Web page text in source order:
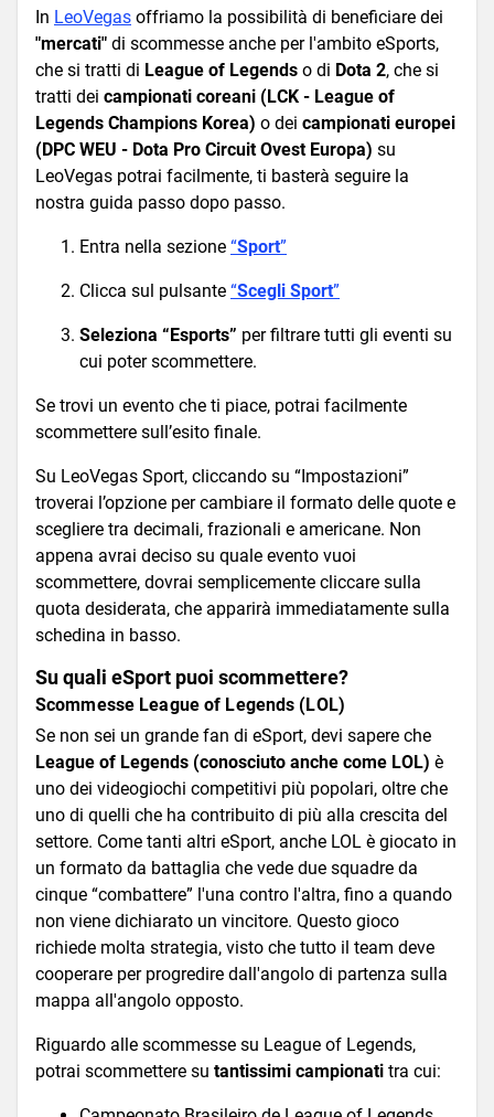
In LeoVegas offriamo la possibilità di beneficiare dei
"mercati" di scommesse anche per l'ambito eSports,
che si tratti di League of Legends o di Dota 2, che si
tratti dei campionati coreani (LCK - League of
Legends Champions Korea) o dei campionati europei
(DPC WEU - Dota Pro Circuit Ovest Europa) su
LeoVegas potrai facilmente, ti basterà seguire la
nostra guida passo dopo passo.
Entra nella sezione “Sport”
Clicca sul pulsante “Scegli Sport”
Seleziona “Esports” per filtrare tutti gli eventi su
cui poter scommettere.
Se trovi un evento che ti piace, potrai facilmente
scommettere sull’esito finale.
Su LeoVegas Sport, cliccando su “Impostazioni”
troverai l’opzione per cambiare il formato delle quote e
scegliere tra decimali, frazionali e americane. Non
appena avrai deciso su quale evento vuoi
scommettere, dovrai semplicemente cliccare sulla
quota desiderata, che apparirà immediatamente sulla
schedina in basso.
Su quali eSport puoi scommettere?
Scommesse League of Legends (LOL)
Se non sei un grande fan di eSport, devi sapere che
League of Legends (conosciuto anche come LOL) è
uno dei videogiochi competitivi più popolari, oltre che
uno di quelli che ha contribuito di più alla crescita del
settore. Come tanti altri eSport, anche LOL è giocato in
un formato da battaglia che vede due squadre da
cinque “combattere” l'una contro l'altra, fino a quando
non viene dichiarato un vincitore. Questo gioco
richiede molta strategia, visto che tutto il team deve
cooperare per progredire dall'angolo di partenza sulla
mappa all'angolo opposto.
Riguardo alle scommesse su League of Legends,
potrai scommettere su tantissimi campionati tra cui: